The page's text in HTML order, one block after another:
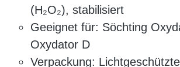
(H₂O₂), stabilisiert
Geeignet für: Söchting
Oxydator D
Verpackung: Lichtgeschützte